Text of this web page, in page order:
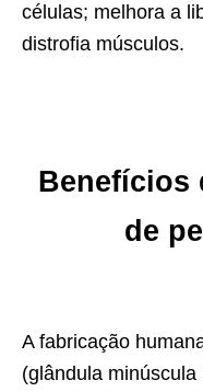
células; melhora a
distrofia músculos.
Benefícios
de
A fabricação
(glândula